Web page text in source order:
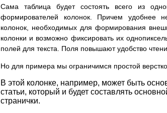
Сама таблица будет состоять всего из
формирователей колонок. Причем удобнее
колонок, необходимых для формирования
колонки и возможно фиксировать их
полей для текста. Поля повышают удобство
Но для примера мы ограничимся простой
В этой колонке, например, может быть
статьи, который и будет составлять
странички.